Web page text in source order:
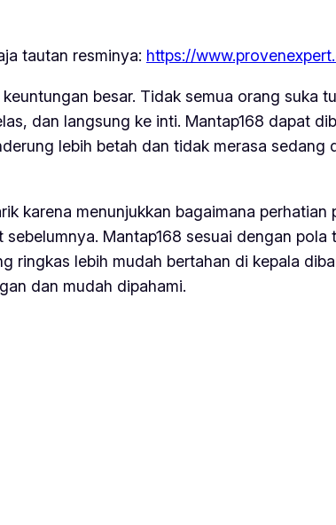
tautan resminya: https://
besar. Tidak semua orang suka
dan langsung ke inti. Mantap168 dapat
lebih betah dan tidak merasa
karena menunjukkan bagaimana
Mantap168 sesuai dengan
ringkas lebih mudah bertahan di kepala
dan mudah dipahami.